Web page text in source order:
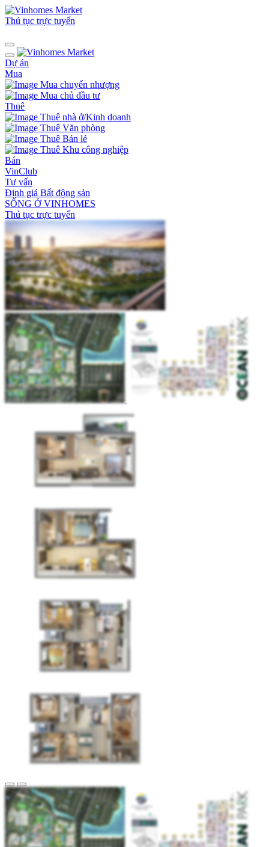
Thủ tục trực tuyến
Dự án
Mua
Mua chuyển nhượng
Mua chủ đầu tư
Thuê
Thuê nhà ở/Kinh doanh
Thuê Văn phòng
Thuê Bán lẻ
Thuê Khu công nghiệp
Bán
VinClub
Tư vấn
Định giá Bất động sản
SỐNG Ở VINHOMES
Thủ tục trực tuyến